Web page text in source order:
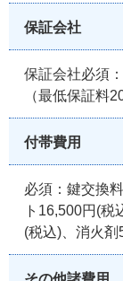
保証会社
保証会社必須
（最低保証料
付帯費用
必須：鍵交換
ト16,500円(税
(税込)、消火